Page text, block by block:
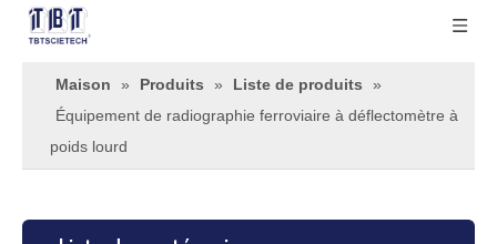
Maison » Produits » Liste de produits
»
Équipement de radiographie ferroviaire à déflectomètre à
poids lourd